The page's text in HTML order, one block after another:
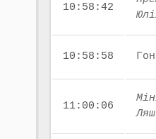
10:58:42
10:58:58
11:00:06